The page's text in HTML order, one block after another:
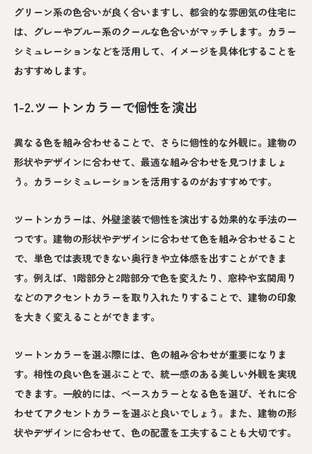
グリーン系の色合いが良く合いますし、都会的な雰囲気の住宅に
は、グレーやブルー系のクールな色合いがマッチします。カラー
シミュレーションなどを活用して、イメージを具体化することを
おすすめします。
1-2.ツートンカラーで個性を演出
異なる色を組み合わせることで、さらに個性的な外観に。建物の
形状やデザインに合わせて、最適な組み合わせを見つけましょ
う。カラーシミュレーションを活用するのがおすすめです。
ツートンカラーは、外壁塗装で個性を演出する効果的な手法の一
つです。建物の形状やデザインに合わせて色を組み合わせること
で、単色では表現できない奥行きや立体感を出すことができま
す。例えば、1階部分と2階部分で色を変えたり、窓枠や玄関周り
などのアクセントカラーを取り入れたりすることで、建物の印象
を大きく変えることができます。
ツートンカラーを選ぶ際には、色の組み合わせが重要になりま
す。相性の良い色を選ぶことで、統一感のある美しい外観を実現
できます。一般的には、ベースカラーとなる色を選び、それに合
わせてアクセントカラーを選ぶと良いでしょう。また、建物の形
状やデザインに合わせて、色の配置を工夫することも大切です。